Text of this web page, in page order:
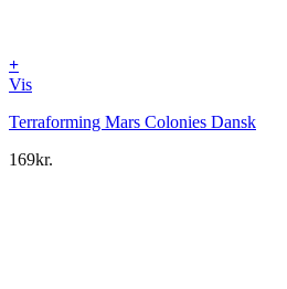
+
Vis
Terraforming Mars Colonies Dansk
169kr.